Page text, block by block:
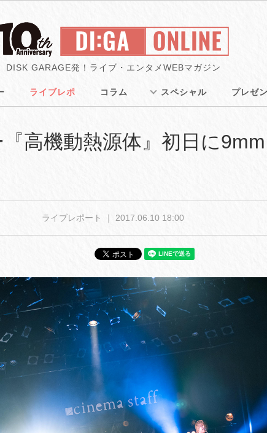
DISK GARAGE発！ライブ・エンタメWEBマガジン
ライブレポ コラム スペシャル プレゼ
高機動熱源体』初日に
ライブレポート ｜ 2017.06.10 18:00